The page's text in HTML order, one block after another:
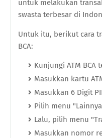
untuk melakukan
swasta terbesar di
Untuk itu, berikut cara
BCA:
Kunjungi ATM BCA
Masukkan kartu
Masukkan 6 Digit
Pilih menu
Lalu, pilih menu
Masukkan nomor